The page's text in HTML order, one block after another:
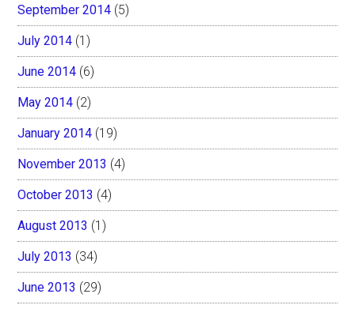
September 2014 (5)
July 2014 (1)
June 2014 (6)
May 2014 (2)
January 2014 (19)
November 2013 (4)
October 2013 (4)
August 2013 (1)
July 2013 (34)
June 2013 (29)